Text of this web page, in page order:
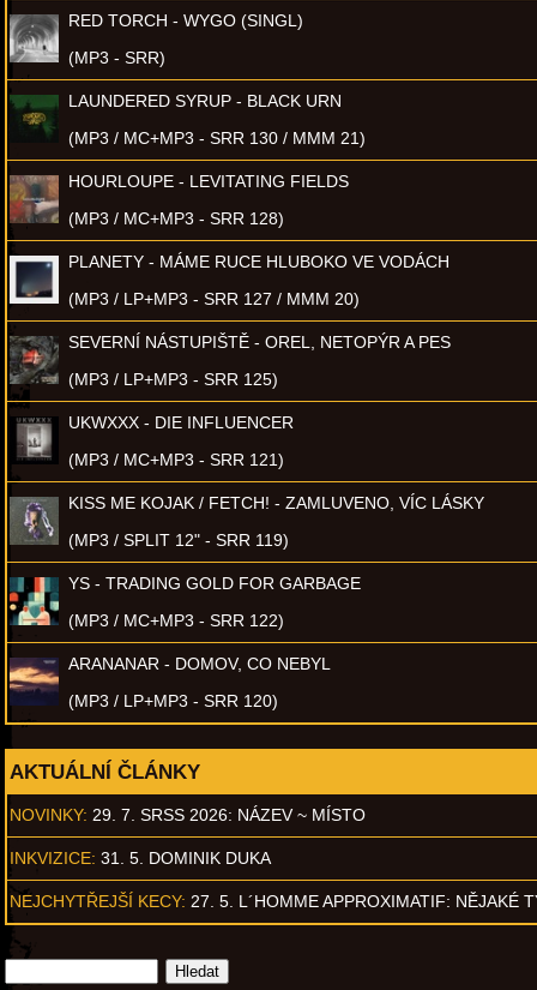
RED TORCH - WYGO (SINGL)
(MP3 - SRR)
LAUNDERED SYRUP - BLACK URN
(MP3 / MC+MP3 - SRR 130 / MMM 21)
HOURLOUPE - LEVITATING FIELDS
(MP3 / MC+MP3 - SRR 128)
PLANETY - MÁME RUCE HLUBOKO VE VODÁCH
(MP3 / LP+MP3 - SRR 127 / MMM 20)
SEVERNÍ NÁSTUPIŠTĚ - OREL, NETOPÝR A PES
(MP3 / LP+MP3 - SRR 125)
UKWXXX - DIE INFLUENCER
(MP3 / MC+MP3 - SRR 121)
KISS ME KOJAK / FETCH! - ZAMLUVENO, VÍC LÁSKY
(MP3 / SPLIT 12" - SRR 119)
YS - TRADING GOLD FOR GARBAGE
(MP3 / MC+MP3 - SRR 122)
ARANANAR - DOMOV, CO NEBYL
(MP3 / LP+MP3 - SRR 120)
AKTUÁLNÍ ČLÁNKY
NOVINKY: 29. 7. SRSS 2026: NÁZEV ~ MÍSTO
INKVIZICE: 31. 5. DOMINIK DUKA
NEJCHYTŘEJŠÍ KECY: 27. 5. L´HOMME APPROXIMATIF: NĚJAKÉ